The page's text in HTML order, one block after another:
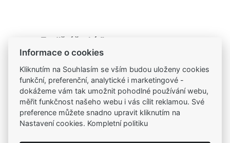
Tradiční česká firma
Už od roku 2001 jsme součástí vašich příběhů
Široký výběr produktů
Na našem e-shopu máte výběr z tisíců šperků
Garance vysoké kvality
Informace o cookies
Kliknutím na Souhlasím se vším budou uloženy cookies
funkční, preferenční, analytické i marketingové -
dokážeme vám tak umožnit pohodlné používání webu,
měřit funkčnost našeho webu i vás cílit reklamou. Své
preference můžete snadno upravit kliknutím na
Nastavení cookies. Kompletní politiku